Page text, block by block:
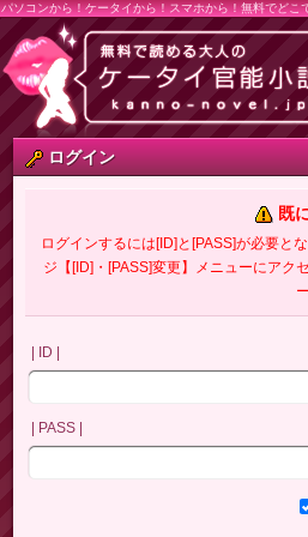
パソコンから！ケータイから！スマホから！無料でどこ
ログイン
既
ログインするには[ID]と[PASS]が必要と
ジ【[ID]・[PASS]変更】メニューにアク
| ID |
| PASS |